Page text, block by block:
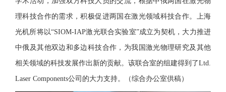
理科技合作的需求，积极促进两国在激光领域科技合作。上海
光机所将以“SIOM-IAP激光联合实验室”成立为契机，大力推进
中俄及其他双边和多边科技合作，为我国激光物理研究及其他
相关领域的科技发展作出新的贡献。该联合室的组建得到了Ltd.
Laser Components公司的大力支持。 （综合办公室供稿）